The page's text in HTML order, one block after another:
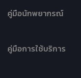
คู่มือนักพยากรณ์
คู่มือการใช้บริการ